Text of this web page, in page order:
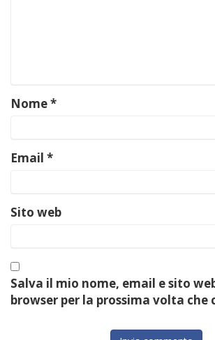
Nome*
Email *
Sito web
Salva il mio nome, email e sito
browser per la prossima volta che